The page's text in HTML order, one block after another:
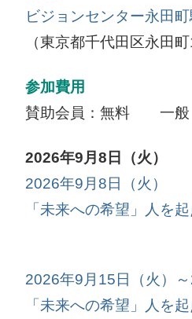
ビジョンセンター永田
（東京都千代田区永田
参加費用
賛助会員：無料 一般
2026年9月8日（火）
2026年9月8日（火）
「未来への希望」人を
2026年9月15日（火）
「未来への希望」人を